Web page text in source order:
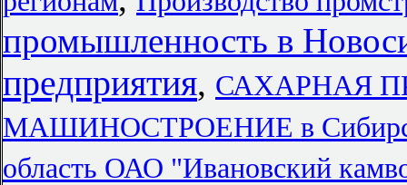
промышленность в
предприятия, САХАРНАЯ
МАШИНОСТРОЕНИЕ в
область ОАО "Ивановский